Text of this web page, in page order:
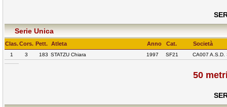
Serie Unica
Clas.Cors. Pett. Atleta Anno Cat. Società
1 3 183 STATZU Chiara 1997 SF21 CA007 A.S.D.
50